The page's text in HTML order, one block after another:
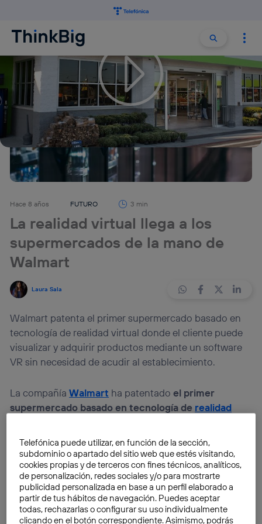
Buscar
Hace 8 años FUTURO 3 min
La realidad virtual llega a los
supermercados de la mano de
Walmart
Laura Sala
Walmart patenta el primer supermercado basado en
tecnología de realidad virtual donde el cliente puede
visualizar y adquirir productos mediante un software
VR sin necesidad de acudir al establecimiento.
La compañíaWalmart ha patentadoel primer
supermercado basado en tecnología de realidad
establecimiento y comprar los productos sin
necesidad de moverse del sofá. El usuario podrá
acceder a un software deVRencargado de simular un
establecimiento donde, una vez haya adquirido los
productos, le serán enviados desde uncentro de
distribución completamente automatizado.
Telefónica puede utilizar, en función de la sección,
subdominio o apartado del sitio web que estés visitando,
cookies propias y de terceros con fines técnicos, analíticos,
de personalización, redes sociales y/o para mostrarte
publicidad personalizada en base a un perfil elaborado a
partir de tus hábitos de navegación. Puedes aceptar
todas, rechazarlas o configurar su uso individualmente
clicando en el botón correspondiente. Asimismo, podrás